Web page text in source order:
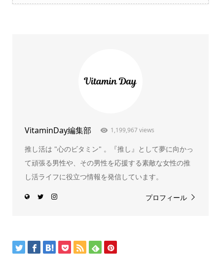
VitaminDay編集部 1,199,967 views
推し活は "心のビタミン" 。『推し』として夢に向かっ
て頑張る男性や、その男性を応援する素敵な女性の推
し活ライフに役立つ情報を発信しています。
プロフィール